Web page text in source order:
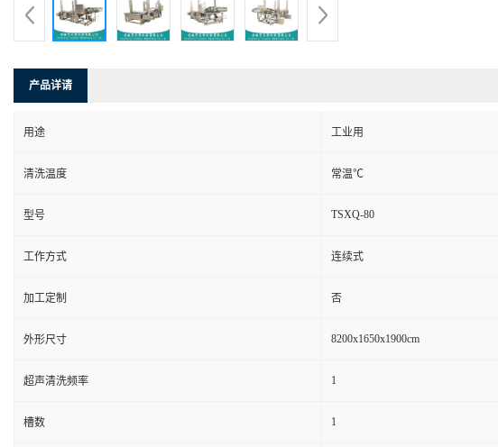
产品详请
用途 工业用
清洗温度 常温℃
型号 TSXQ-80
工作方式 连续式
加工定制 否
外形尺寸 8200x1650x1900cm
超声清洗频率 1
槽数 1